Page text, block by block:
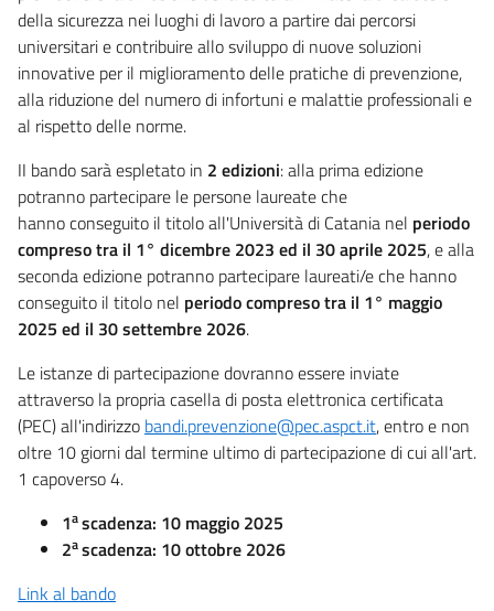
della sicurezza nei luoghi di lavoro a partire dai percorsi
universitari e contribuire allo sviluppo di nuove soluzioni
innovative per il miglioramento delle pratiche di prevenzione,
alla riduzione del numero di infortuni e malattie professionali e
al rispetto delle norme.
II bando sarà espletato in 2 edizioni: alla prima edizione
potranno partecipare le persone laureate che
hanno conseguito il titolo all'Università di Catania nel periodo
compreso tra il 1° dicembre 2023 ed il 30 aprile 2025, e alla
seconda edizione potranno partecipare laureati/e che hanno
conseguito il titolo nel periodo compreso tra il 1° maggio
2025 ed il 30 settembre 2026.
Le istanze di partecipazione dovranno essere inviate
attraverso la propria casella di posta elettronica certificata
(PEC) all'indirizzo bandi.prevenzione@pec.aspct.it, entro e non
oltre 10 giorni dal termine ultimo di partecipazione di cui all'art.
1 capoverso 4.
1ascadenza: 10 maggio 2025
2ascadenza: 10 ottobre 2026
Link al bando